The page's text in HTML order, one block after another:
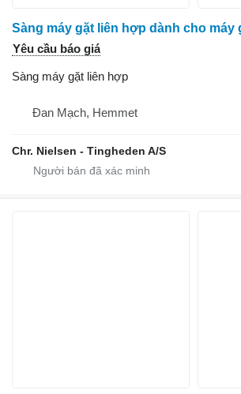
Yêu cầu báo giá
Sàng máy gặt liên hợp
Đan Mạch, Hemmet
Chr. Nielsen - Tingheden A/S